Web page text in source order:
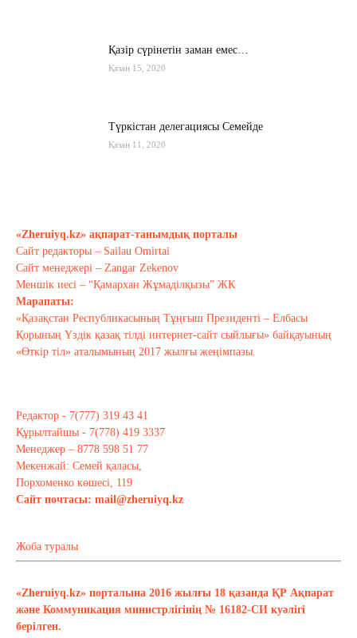
Қазір сүрінетін заман емес…
Қазан 15, 2020
Түркістан делегациясы Семейде
Қазан 11, 2020
Қазан 10, 2020
Тағы оқу
«Zheruiyq.kz» ақпарат-танымдық порталы
Сайт редакторы – Sailau Omirtai
Сайт менеджері – Zangar Zekenov
Меншік иесі – “Қамархан Жұмаділқызы” ЖК
Марапаты:
«Қазақстан Республикасының Тұңғыш Президенті – Елбасы
Қорының Үздік қазақ тілді интернет-сайт сыйлығы» байқауының
«Өткір тіл» аталымының 2017 жылғы жеңімпазы.
Редактор - 7(777) 319 43 41
Құрылтайшы - 7(778) 419 3337
Менеджер – 8778 598 51 77
Мекенжай: Семей қаласы,
Порхоменко көшесі, 119
Сайт почтасы: mail@zheruiyq.kz
Жоба туралы
«Zheruiyq.kz» порталына 2016 жылғы 18 қазанда ҚР Ақпарат
және Коммуникация министрлігінің № 16182-СИ куәлігі
берілген.